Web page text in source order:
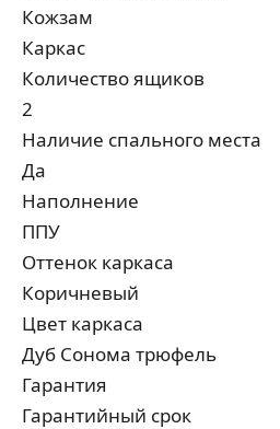
Кожзам
Каркас
Количество ящиков
2
Наличие спального места
Да
Наполнение
ППУ
Оттенок каркаса
Коричневый
Цвет каркаса
Дуб Сонома трюфель
Гарантия
Гарантийный срок